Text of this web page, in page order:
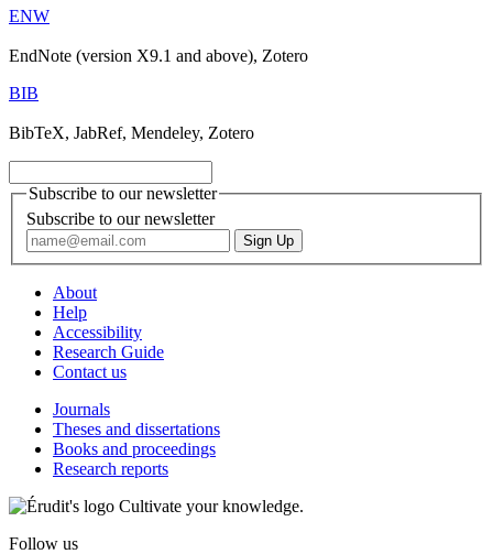
ENW
EndNote (version X9.1 and above), Zotero
BIB
BibTeX, JabRef, Mendeley, Zotero
Subscribe to our newsletter
Subscribe to our newsletter
About
Help
Accessibility
Research Guide
Contact us
Journals
Theses and dissertations
Books and proceedings
Research reports
Cultivate your knowledge.
Follow us